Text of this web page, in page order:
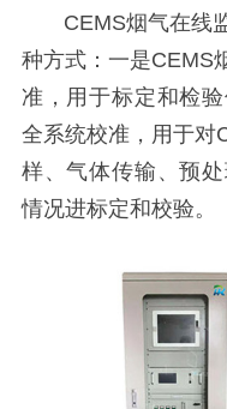
CEMS烟气在线
种方式：一是CEMS
准，用于标定和检
全系统校准，用于对
样、气体传输、预
情况进标定和校验。